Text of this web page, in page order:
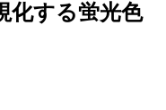
化する蛍光色